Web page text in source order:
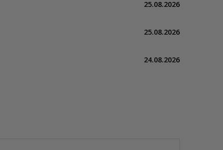
25.08.2026
25.08.2026
24.08.2026